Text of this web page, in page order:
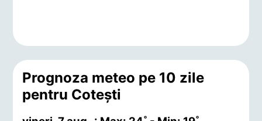
Prognoza meteo pe 10 zile
pentru Coteşti